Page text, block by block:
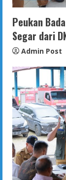
Peukan
Segar dari
Admin Post